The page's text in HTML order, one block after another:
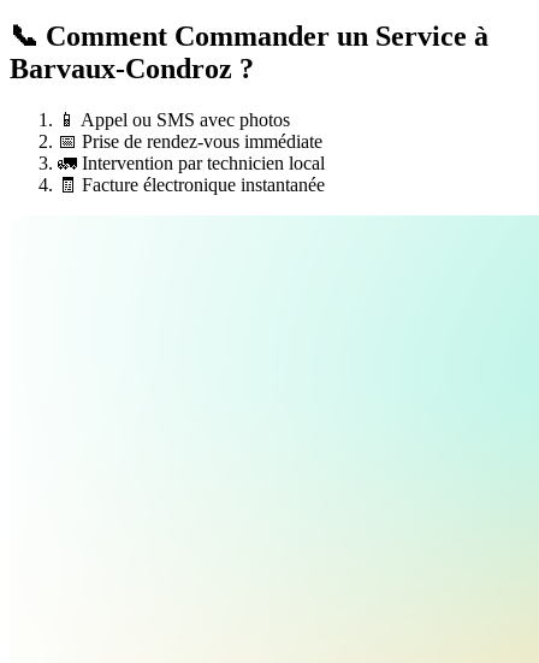
📞 Comment Commander un Service à
Barvaux-Condroz ?
📱 Appel ou SMS avec photos
📅 Prise de rendez-vous immédiate
🚛 Intervention par technicien local
🧾 Facture électronique instantanée